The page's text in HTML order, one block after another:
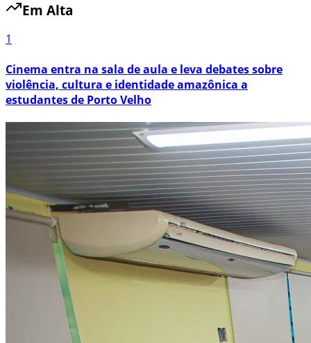
Em Alta
1
Cinema entra na sala de aula e leva debates sobre
violência, cultura e identidade amazônica a
estudantes de Porto Velho